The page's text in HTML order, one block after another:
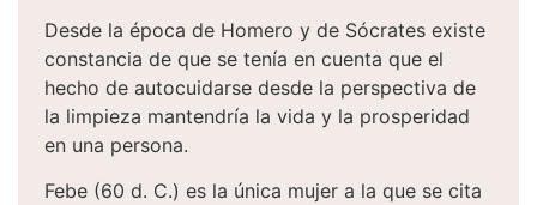
Desde la época de Homero y de Sócrates existe
constancia de que se tenía en cuenta que el
hecho de autocuidarse desde la perspectiva de
la limpieza mantendría la vida y la prosperidad
en una persona.
Febe (60 d. C.) es la única mujer a la que se cita